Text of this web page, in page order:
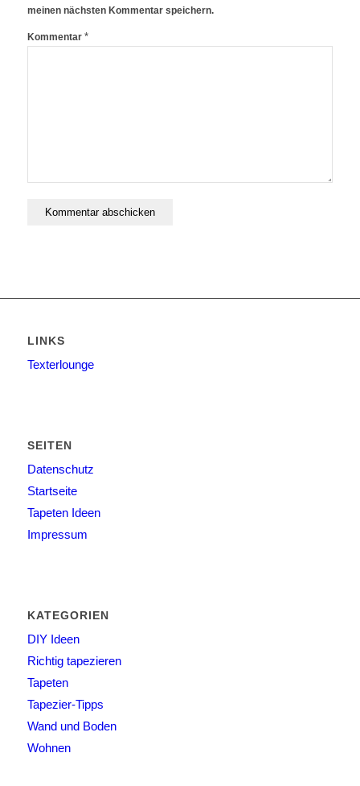
meinen nächsten Kommentar speichern.
Kommentar *
LINKS
Texterlounge
SEITEN
Datenschutz
Startseite
Tapeten Ideen
Impressum
KATEGORIEN
DIY Ideen
Richtig tapezieren
Tapeten
Tapezier-Tipps
Wand und Boden
Wohnen